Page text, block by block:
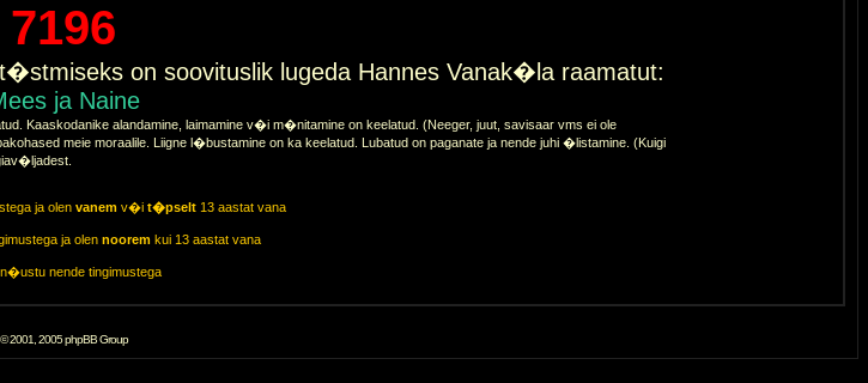
7196
on soovituslik lugeda Hannes Vanak�la raamatut:
ja Naine
Kaaskodanike alandamine, laimamine v�i m�nitamine on keelatud. (Neeger, juut, savisaar vms ei ole
meie moraalile. Liigne l�bustamine on ka keelatud. Lubatud on paganate ja nende juhi �listamine. (Kuigi
ja olen vanem v�i t�pselt 13 aastat vana
ja olen nooremkui 13 aastat vana
nende tingimustega
© 2001, 2005 phpBB Group